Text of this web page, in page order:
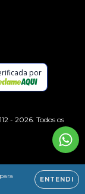
para
ENTENDI
por
- 2026. Todos os